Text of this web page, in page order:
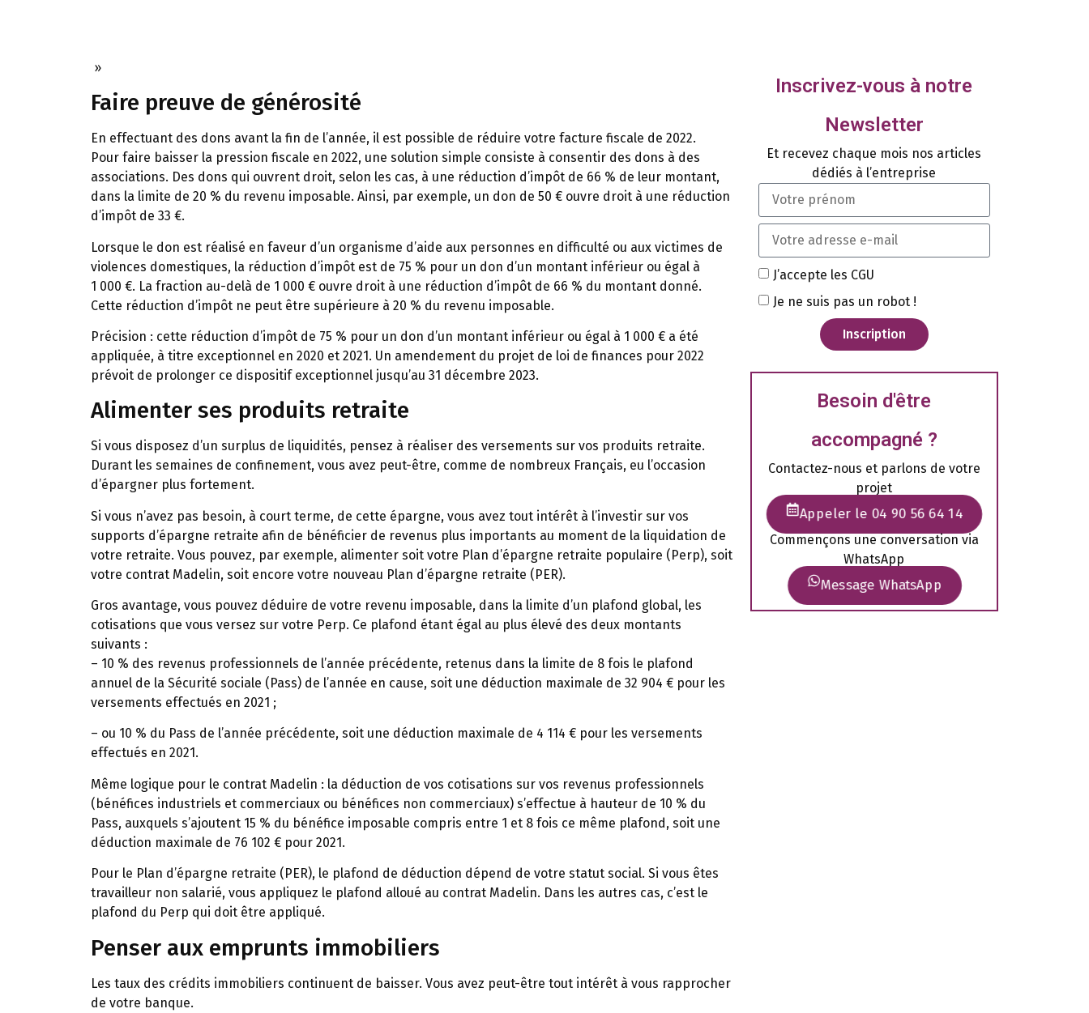
»
Faire preuve de générosité
En effectuant des dons avant la fin de l’année, il est possible de réduire votre facture fiscale de 2022.
Pour faire baisser la pression fiscale en 2022, une solution simple consiste à consentir des dons à des
associations. Des dons qui ouvrent droit, selon les cas, à une réduction d’impôt de 66 % de leur montant,
dans la limite de 20 % du revenu imposable. Ainsi, par exemple, un don de 50 € ouvre droit à une réduction
d’impôt de 33 €.
Lorsque le don est réalisé en faveur d’un organisme d’aide aux personnes en difficulté ou aux victimes de
violences domestiques, la réduction d’impôt est de 75 % pour un don d’un montant inférieur ou égal à
1 000 €. La fraction au-delà de 1 000 € ouvre droit à une réduction d’impôt de 66 % du montant donné.
Cette réduction d’impôt ne peut être supérieure à 20 % du revenu imposable.
Précision : cette réduction d’impôt de 75 % pour un don d’un montant inférieur ou égal à 1 000 € a été
appliquée, à titre exceptionnel en 2020 et 2021. Un amendement du projet de loi de finances pour 2022
prévoit de prolonger ce dispositif exceptionnel jusqu’au 31 décembre 2023.
Alimenter ses produits retraite
Si vous disposez d’un surplus de liquidités, pensez à réaliser des versements sur vos produits retraite.
Durant les semaines de confinement, vous avez peut-être, comme de nombreux Français, eu l’occasion
d’épargner plus fortement.
Si vous n’avez pas besoin, à court terme, de cette épargne, vous avez tout intérêt à l’investir sur vos
supports d’épargne retraite afin de bénéficier de revenus plus importants au moment de la liquidation de
votre retraite. Vous pouvez, par exemple, alimenter soit votre Plan d’épargne retraite populaire (Perp), soit
votre contrat Madelin, soit encore votre nouveau Plan d’épargne retraite (PER).
Gros avantage, vous pouvez déduire de votre revenu imposable, dans la limite d’un plafond global, les
cotisations que vous versez sur votre Perp. Ce plafond étant égal au plus élevé des deux montants
suivants :
– 10 % des revenus professionnels de l’année précédente, retenus dans la limite de 8 fois le plafond
annuel de la Sécurité sociale (Pass) de l’année en cause, soit une déduction maximale de 32 904 € pour les
versements effectués en 2021 ;
– ou 10 % du Pass de l’année précédente, soit une déduction maximale de 4 114 € pour les versements
effectués en 2021.
Même logique pour le contrat Madelin : la déduction de vos cotisations sur vos revenus professionnels
(bénéfices industriels et commerciaux ou bénéfices non commerciaux) s’effectue à hauteur de 10 % du
Pass, auxquels s’ajoutent 15 % du bénéfice imposable compris entre 1 et 8 fois ce même plafond, soit une
déduction maximale de 76 102 € pour 2021.
Pour le Plan d’épargne retraite (PER), le plafond de déduction dépend de votre statut social. Si vous êtes
travailleur non salarié, vous appliquez le plafond alloué au contrat Madelin. Dans les autres cas, c’est le
plafond du Perp qui doit être appliqué.
Penser aux emprunts immobiliers
Les taux des crédits immobiliers continuent de baisser. Vous avez peut-être tout intérêt à vous rapprocher
de votre banque.
Inscrivez-vous à notre
Newsletter
Et recevez chaque mois nos articles
dédiés à l’entreprise
J’accepte les CGU
Je ne suis pas un robot !
Inscription
Besoin d'être
accompagné ?
Contactez-nous et parlons de votre
projet
Appeler le 04 90 56 64 14
Commençons une conversation via
WhatsApp
Message WhatsApp